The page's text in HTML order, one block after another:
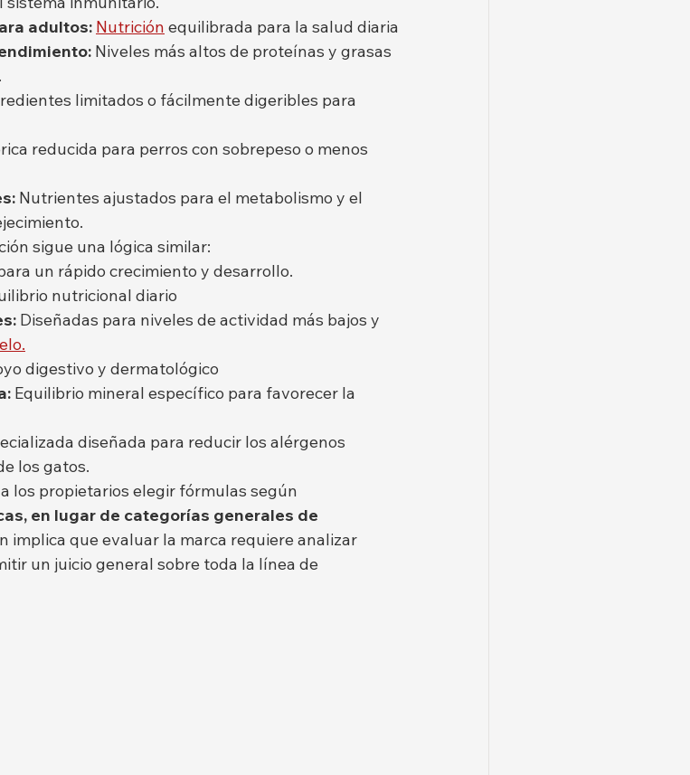
adultos: Nutrición equilibrada para la salud diaria
Niveles más altos de proteínas y grasas
limitados o fácilmente digeribles para
reducida para perros con sobrepeso o menos
Nutrientes ajustados para el metabolismo y el
sigue una lógica similar:
un rápido crecimiento y desarrollo.
nutricional diario
Diseñadas para niveles de actividad más bajos y
digestivo y dermatológico
Equilibrio mineral específico para favorecer la
diseñada para reducir los alérgenos
los gatos.
los propietarios elegir fórmulas según
en lugar de categorías generales de
implica que evaluar la marca requiere analizar
un juicio general sobre toda la línea de